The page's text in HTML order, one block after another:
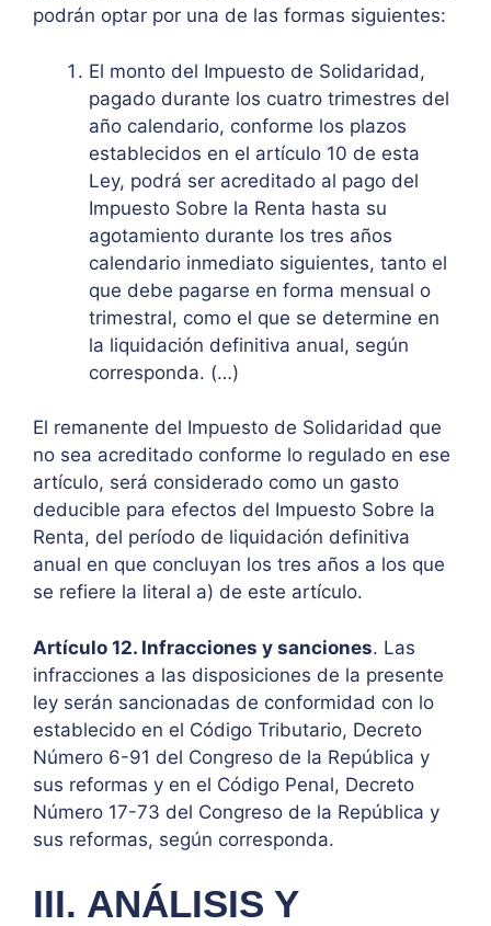
podrán optar por una de las formas siguientes:
El monto del Impuesto de Solidaridad,
pagado durante los cuatro trimestres del
año calendario, conforme los plazos
establecidos en el artículo 10 de esta
Ley, podrá ser acreditado al pago del
Impuesto Sobre la Renta hasta su
agotamiento durante los tres años
calendario inmediato siguientes, tanto el
que debe pagarse en forma mensual o
trimestral, como el que se determine en
la liquidación definitiva anual, según
corresponda. (…)
El remanente del Impuesto de Solidaridad que
no sea acreditado conforme lo regulado en ese
artículo, será considerado como un gasto
deducible para efectos del Impuesto Sobre la
Renta, del período de liquidación definitiva
anual en que concluyan los tres años a los que
se refiere la literal a) de este artículo.
Artículo 12. Infracciones y sanciones. Las
infracciones a las disposiciones de la presente
ley serán sancionadas de conformidad con lo
establecido en el Código Tributario, Decreto
Número 6-91 del Congreso de la República y
sus reformas y en el Código Penal, Decreto
Número 17-73 del Congreso de la República y
sus reformas, según corresponda.
III. ANÁLISIS Y